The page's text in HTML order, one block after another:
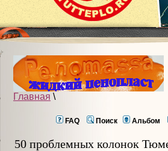
Главная \
FAQ Поиск Альбом
50 проблемных колонок